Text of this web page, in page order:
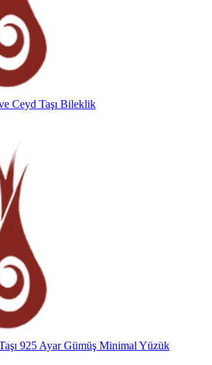
Ceyd Taşı Bileklik
925 Ayar Gümüş Minimal Yüzük